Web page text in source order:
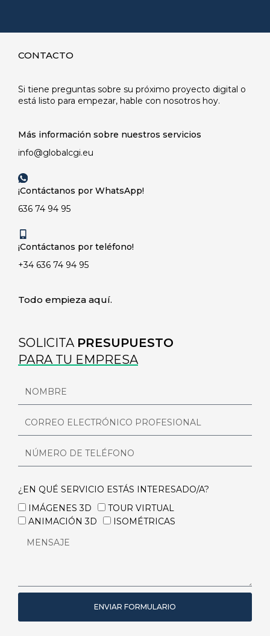
CONTACTO
Si tiene preguntas sobre su próximo proyecto digital o
está listo para empezar, hable con nosotros hoy.
Más información sobre nuestros servicios
info@globalcgi.eu
¡Contáctanos por WhatsApp!
636 74 94 95
¡Contáctanos por teléfono!
+34 636 74 94 95
Todo empieza aquí.
SOLICITA PRESUPUESTO
PARA TU EMPRESA
ELECTRÓNICO
PROFESIONAL
NÚMERO
DE
TELÉFONO
¿EN QUÉ SERVICIO ESTÁS INTERESADO/A?
¿QUÉ
SERVICIO
INTERESA?
IMÁGENES 3D
TOUR VIRTUAL
ANIMACIÓN 3D
ISOMÉTRICAS
MENSAJE
ENVIAR FORMULARIO